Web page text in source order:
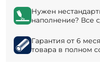
Нужен
наполнение? Все
Гарантия от 6
товара в полном